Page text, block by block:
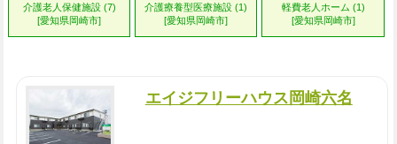
介護老人保健施設 (7)
[愛知県岡崎市]
介護療養型医療施設 (1)
[愛知県岡崎市]
軽費老人ホーム (1)
[愛知県岡崎市]
エイジフリーハウス岡崎六名